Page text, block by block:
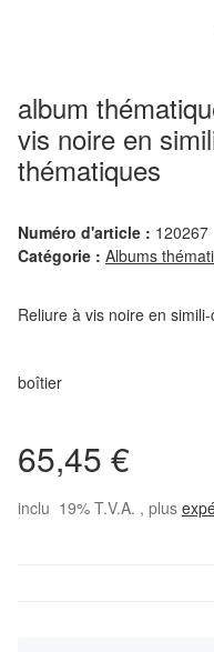
album
vis noire en
thématiques
Numéro d'article : 120267
Catégorie : Albums
Reliure à vis noire en
boîtier
65,45 €
inclu 19% T.V.A. , plus